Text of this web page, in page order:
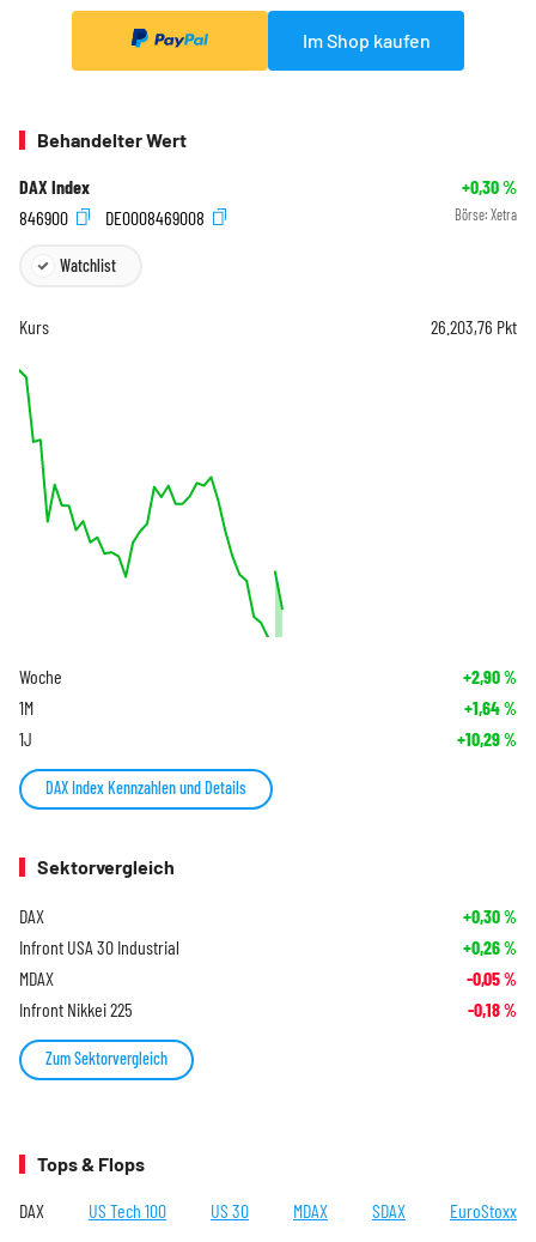
Im Shop kaufen
Behandelter Wert
DAX Index +0,30%
846900
DE0008469008 Börse: Xetra
Watchlist
Kurs 26.203,76 Pkt
Woche +2,90%
1M +1,64%
1J +10,29%
DAX Index Kennzahlen und Details
Sektorvergleich
DAX +0,30%
Infront USA 30 Industrial +0,26%
MDAX -0,05%
Infront Nikkei 225 -0,18%
Zum Sektorvergleich
Tops & Flops
DAX US Tech 100 US 30 MDAX SDAX EuroStoxx